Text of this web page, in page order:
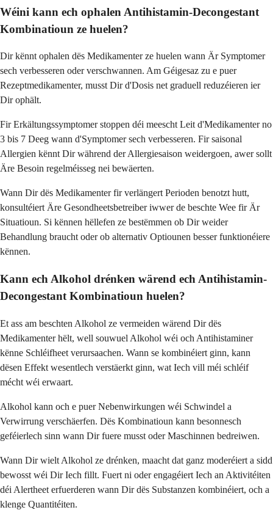
Wéini kann ech ophalen Antihistamin-Decongestant
Kombinatioun ze huelen?
Dir kënnt ophalen dës Medikamenter ze huelen wann Är Symptomer
sech verbesseren oder verschwannen. Am Géigesaz zu e puer
Rezeptmedikamenter, musst Dir d'Dosis net graduell reduzéieren ier
Dir ophält.
Fir Erkältungssymptomer stoppen déi meescht Leit d'Medikamenter no
3 bis 7 Deeg wann d'Symptomer sech verbesseren. Fir saisonal
Allergien kënnt Dir während der Allergiesaison weidergoen, awer sollt
Äre Besoin regelméisseg nei bewäerten.
Wann Dir dës Medikamenter fir verlängert Perioden benotzt hutt,
konsultéiert Äre Gesondheetsbetreiber iwwer de beschte Wee fir Är
Situatioun. Si kënnen hëllefen ze bestëmmen ob Dir weider
Behandlung braucht oder ob alternativ Optiounen besser funktionéiere
kënnen.
Kann ech Alkohol drénken wärend ech Antihistamin-
Decongestant Kombinatioun huelen?
Et ass am beschten Alkohol ze vermeiden wärend Dir dës
Medikamenter hëlt, well souwuel Alkohol wéi och Antihistaminer
kënne Schléifheet verursaachen. Wann se kombinéiert ginn, kann
dësen Effekt wesentlech verstäerkt ginn, wat Iech vill méi schléif
mécht wéi erwaart.
Alkohol kann och e puer Nebenwirkungen wéi Schwindel a
Verwirrung verschäerfen. Dës Kombinatioun kann besonnesch
geféierlech sinn wann Dir fuere musst oder Maschinnen bedreiwen.
Wann Dir wielt Alkohol ze drénken, maacht dat ganz moderéiert a sidd
bewosst wéi Dir Iech fillt. Fuert ni oder engagéiert Iech an Aktivitéiten
déi Alertheet erfuerderen wann Dir dës Substanzen kombinéiert, och a
klenge Quantitéiten.